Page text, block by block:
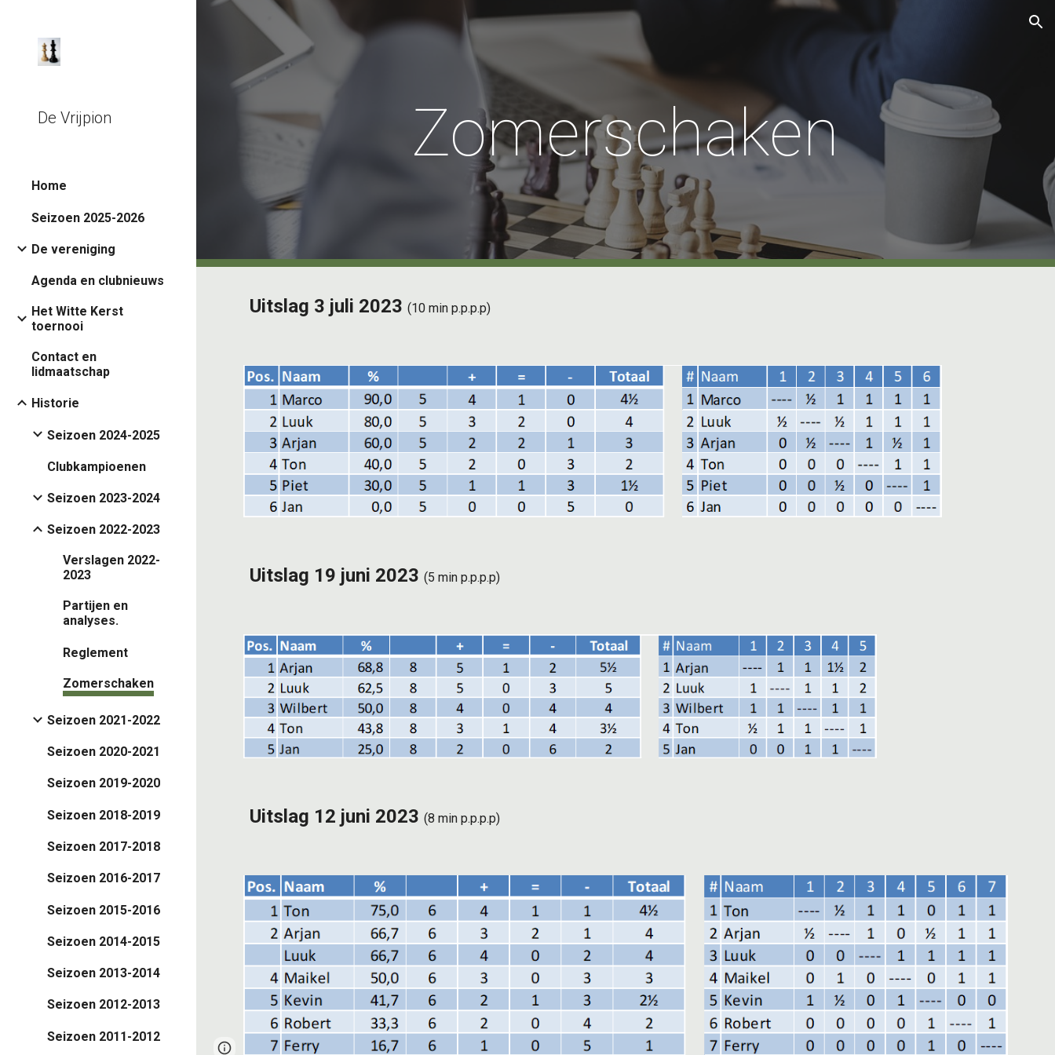
Skip to main content Skip to navigation
De Vrijpion
Home
Seizoen 2025-2026
De vereniging
Agenda en clubnieuws
Het Witte Kerst
toernooi
Contact en
lidmaatschap
Historie
Seizoen 2024-2025
Clubkampioenen
Seizoen 2023-2024
Seizoen 2022-2023
Verslagen 2022-
2023
Partijen en
analyses.
Reglement
Zomerschaken
Seizoen 2021-2022
Seizoen 2020-2021
Seizoen 2019-2020
Seizoen 2018-2019
Seizoen 2017-2018
Seizoen 2016-2017
Seizoen 2015-2016
Seizoen 2014-2015
Seizoen 2013-2014
Seizoen 2012-2013
Seizoen 2011-2012
Zomerschaken
Uitslag 3 ju i 2023(10 min p.p.p.p)
Uitslag 19 juni 2023(5 min p.p.p.p)
Uitslag 12 juni 2023(8 min p.p.p.p)
Google Sites Report abuse